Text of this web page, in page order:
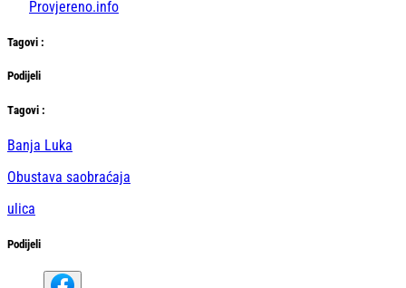
Provjereno.info
Tagovi :
Podijeli
Тagovi :
Banja Luka
Obustava saobraćaja
ulica
Podijeli